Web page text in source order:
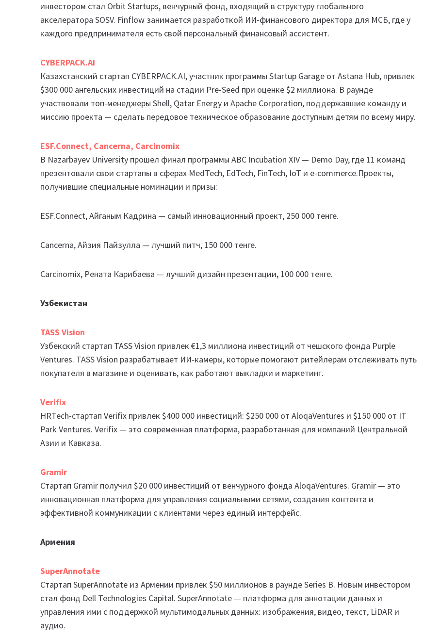
инвестором стал Orbit Startups, венчурный фонд, входящий в структуру глобального
акселератора SOSV. Finflow занимается разработкой ИИ-финансового директора для МСБ, где у
каждого предпринимателя есть свой персональный финансовый ассистент.
CYBERPACK.AI
Казахстанский стартап CYBERPACK.AI, участник программы Startup Garage от Astana Hub, привлек
$300 000 ангельских инвестиций на стадии Pre-Seed при оценке $2 миллиона. В раунде
участвовали топ-менеджеры Shell, Qatar Energy и Apache Corporation, поддержавшие команду и
миссию проекта — сделать передовое техническое образование доступным детям по всему миру.
ESF.Connect, Cancerna, Carcinomix
В Nazarbayev University прошел финал программы ABC Incubation XIV — Demo Day, где 11 команд
презентовали свои стартапы в сферах MedTech, EdTech, FinTech, IoT и e-commerce.Проекты,
получившие специальные номинации и призы:
ESF.Connect, Айганым Кадрина — самый инновационный проект, 250 000 тенге.
Cancerna, Айзия Пайзулла — лучший питч, 150 000 тенге.
Carcinomix, Рената Карибаева — лучший дизайн презентации, 100 000 тенге.
Узбекистан
TASS Vision
Узбекский стартап TASS Vision привлек €1,3 миллиона инвестиций от чешского фонда Purple
Ventures. TASS Vision разрабатывает ИИ-камеры, которые помогают ритейлерам отслеживать путь
покупателя в магазине и оценивать, как работают выкладки и маркетинг.
Verifix
HRTech-cтартап Verifix привлек $400 000 инвестиций: $250 000 от AloqaVentures и $150 000 от IT
Park Ventures. Verifix — это современная платформа, разработанная для компаний Центральной
Азии и Кавказа.
Gramir
Стартап Gramir получил $20 000 инвестиций от венчурного фонда AloqaVentures. Gramir — это
инновационная платформа для управления социальными сетями, создания контента и
эффективной коммуникации с клиентами через единый интерфейс.
Армения
SuperAnnotate
Стартап SuperAnnotate из Армении привлек $50 миллионов в раунде Series B. Новым инвестором
стал фонд Dell Technologies Capital. SuperAnnotate — платформа для аннотации данных и
управления ими с поддержкой мультимодальных данных: изображения, видео, текст, LiDAR и
аудио.